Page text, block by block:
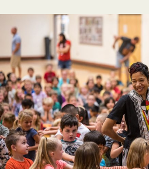
منحة
زمالة
سنة
نوع المستلم